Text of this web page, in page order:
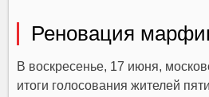
Реновация
В воскресенье, 17 июня,
итоги голосования жителей